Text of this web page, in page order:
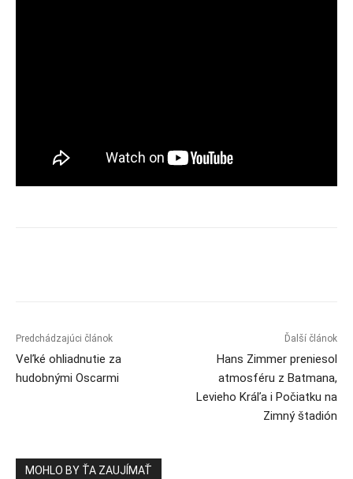
Predchádzajúci článok
Veľké ohliadnutie za
hudobnými Oscarmi
Ďalší článok
Hans Zimmer preniesol
atmosféru z Batmana,
Levieho Kráľa i Počiatku na
Zimný štadión
MOHLO BY ŤA ZAUJÍMAŤ